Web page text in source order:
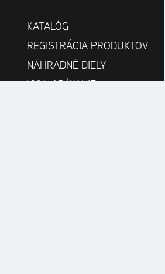
KATALÓG
REGISTRÁCIA PRODUKTOV
NÁHRADNÉ DIELY
VYHĽADÁVANIE